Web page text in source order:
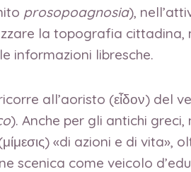
prosopoagnosia),
la topografia cittadina,
informazioni libresche.
all’aoristo (εἶδον) del
). Anche per gli antichi
«di azioni e di vita»,
scenica come veicolo